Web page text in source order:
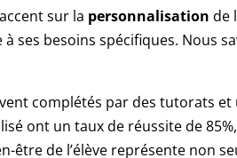
sur la personnalisation de
ses besoins spécifiques. Nous
complétés par des tutorats et
ont un taux de réussite de
être de l’élève représente non